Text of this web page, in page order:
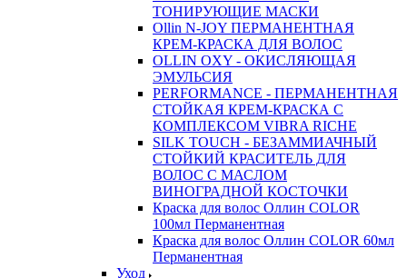
ТОНИРУЮЩИЕ МАСКИ
Ollin N-JOY ПЕРМАНЕНТНАЯ
КРЕМ-КРАСКА ДЛЯ ВОЛОС
OLLIN OXY - ОКИСЛЯЮЩАЯ
ЭМУЛЬСИЯ
PERFORMANCE - ПЕРМАНЕНТНАЯ
СТОЙКАЯ КРЕМ-КРАСКА С
КОМПЛЕКСОМ VIBRA RICHE
SILK TOUCH - БЕЗАММИАЧНЫЙ
СТОЙКИЙ КРАСИТЕЛЬ ДЛЯ
ВОЛОС С МАСЛОМ
ВИНОГРАДНОЙ КОСТОЧКИ
Краска для волос Оллин COLOR
100мл Перманентная
Краска для волос Оллин COLOR 60мл
Перманентная
Уход